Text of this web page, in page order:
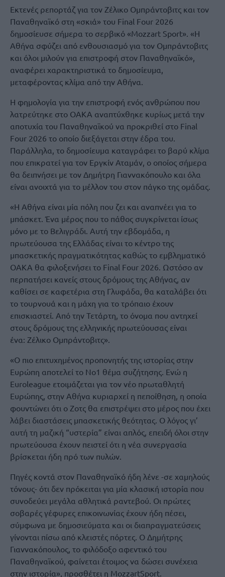
Εκτενές ρεπορτάζ για τον Ζέλικο Ομπράντοβιτς και τον
Παναθηναϊκό στη «σκιά» του Final Four 2026
δημοσίευσε σήμερα το σερβικό «Mozzart Sport». «Η
Αθήνα σφύζει από ενθουσιασμό για τον Ομπράντοβιτς
και όλοι μιλούν για επιστροφή στον Παναθηναϊκό»,
αναφέρει χαρακτηριστικά το δημοσίευμα,
μεταφέροντας κλίμα από την Αθήνα.
Η φημολογία για την επιστροφή ενός ανθρώπου που
λατρεύτηκε στο ΟΑΚΑ αναπτύχθηκε κυρίως μετά την
αποτυχία του Παναθηναϊκού να προκριθεί στο Final
Four 2026 το οποίο διεξάγεται στην έδρα του.
Παράλληλα, το δημοσίευμα καταγράφει το βαρύ κλίμα
που επικρατεί για τον Εργκίν Αταμάν, ο οποίος σήμερα
θα δειπνήσει με τον Δημήτρη Γιαννακόπουλο και όλα
είναι ανοιχτά για το μέλλον του στον πάγκο της ομάδας.
«Η Αθήνα είναι μία πόλη που ζει και αναπνέει για το
μπάσκετ. Ένα μέρος που το πάθος συγκρίνεται ίσως
μόνο με το Βελιγράδι. Αυτή την εβδομάδα, η
πρωτεύουσα της Ελλάδας είναι το κέντρο της
μπασκετικής πραγματικότητας καθώς το εμβληματικό
ΟΑΚΑ θα φιλοξενήσει το Final Four 2026. Ωστόσο αν
περπατήσει κανείς στους δρόμους της Αθήνας, αν
καθίσει σε καφετέρια στη Γλυφάδα, θα καταλάβει ότι
το τουρνουά και η μάχη για το τρόπαιο έχουν
επισκιαστεί. Από την Τετάρτη, το όνομα που αντηχεί
στους δρόμους της ελληνικής πρωτεύουσας είναι
ένα: Ζέλικο Ομπράντοβιτς».
«Ο πιο επιτυχημένος προπονητής της ιστορίας στην
Ευρώπη αποτελεί το Νο1 θέμα συζήτησης. Ενώ η
Euroleague ετοιμάζεται για τον νέο πρωταθλητή
Ευρώπης, στην Αθήνα κυριαρχεί η πεποίθηση, η οποία
φουντώνει ότι ο Ζοτς θα επιστρέψει στο μέρος που έχει
λάβει διαστάσεις μπασκετικής θεότητας. Ο λόγος γι’
αυτή τη μαζική “υστερία” είναι απλός, επειδή όλοι στην
πρωτεύουσα έχουν πειστεί ότι η νέα συνεργασία
βρίσκεται ήδη πρό των πυλών.
Πηγές κοντά στον Παναθηναϊκό ήδη λένε -σε χαμηλούς
τόνους- ότι δεν πρόκειται για μία κλασική ιστορία που
συνοδεύει μεγάλα αθλητικά ραντεβού. Οι πρώτες
σοβαρές γέφυρες επικοινωνίας έχουν ήδη πέσει,
σύμφωνα με δημοσιεύματα και οι διαπραγματεύσεις
γίνονται πίσω από κλειστές πόρτες. Ο Δημήτρης
Γιαννακόπουλος, το φιλόδοξο αφεντικό του
Παναθηναϊκού, φαίνεται έτοιμος να δώσει συνέχεια
στην ιστορία», προσθέτει η MozzartSport.